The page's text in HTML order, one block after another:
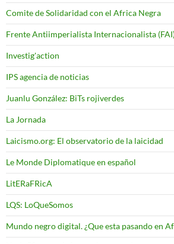
Comite de Solidaridad con el Africa Negra
Frente Antiimperialista Internacionalista
Investig'action
IPS agencia de noticias
Juanlu González: BiTs rojiverdes
La Jornada
Laicismo.org: El observatorio de la laicidad
Le Monde Diplomatique en español
LitERaFRicA
LQS: LoQueSomos
Mundo negro digital. ¿Que esta pasando en